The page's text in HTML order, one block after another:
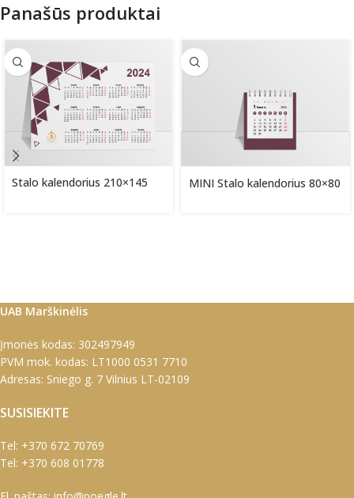
Panašūs produktai
Stalo kalendorius 210×145 MINI Stalo kalendorius 80×80
UAB Marškinėlis
Įmonės kodas: 302497949
PVM mok. kodas: LT1000 0531 7710
Adresas: Sniego g. 7 Vilnius LT-02109
SUSISIEKITE
Tel: +370 672 70769
Tel: +370 608 01778